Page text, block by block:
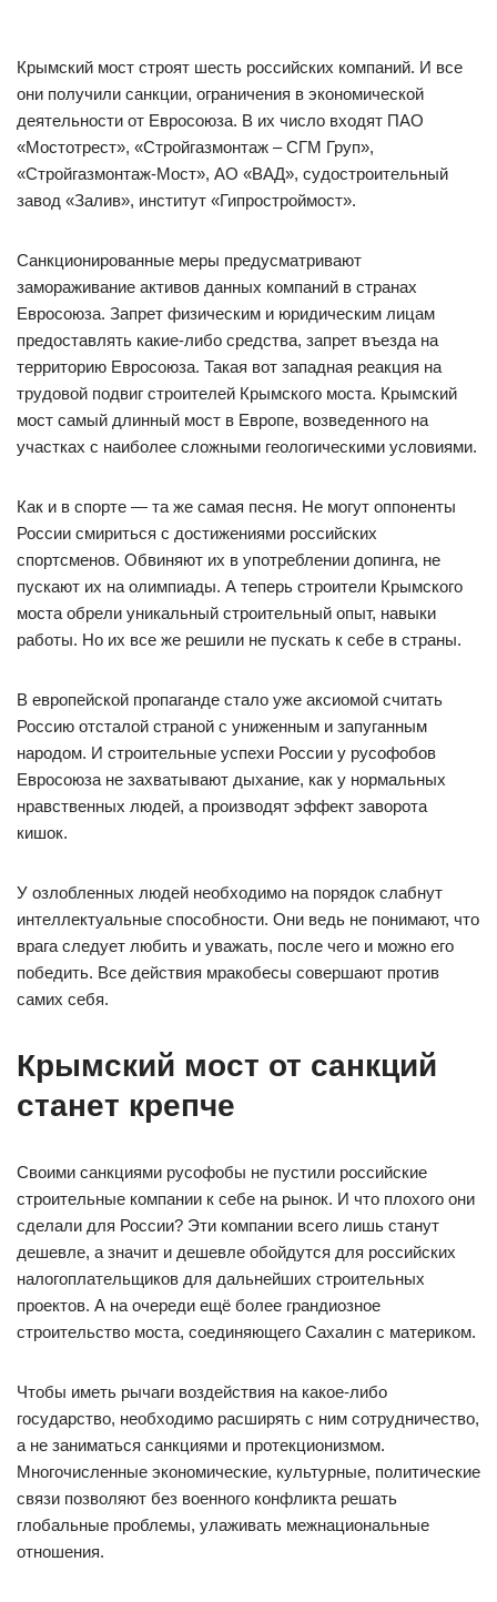
Крымский мост строят шесть российских компаний. И все
они получили санкции, ограничения в экономической
деятельности от Евросоюза. В их число входят ПАО
«Мостотрест», «Стройгазмонтаж – СГМ Груп»,
«Стройгазмонтаж-Мост», АО «ВАД», судостроительный
завод «Залив», институт «Гипростроймост».
Санкционированные меры предусматривают
замораживание активов данных компаний в странах
Евросоюза. Запрет физическим и юридическим лицам
предоставлять какие-либо средства, запрет въезда на
территорию Евросоюза. Такая вот западная реакция на
трудовой подвиг строителей Крымского моста. Крымский
мост самый длинный мост в Европе, возведенного на
участках с наиболее сложными геологическими условиями.
Как и в спорте — та же самая песня. Не могут оппоненты
России смириться с достижениями российских
спортсменов. Обвиняют их в употреблении допинга, не
пускают их на олимпиады. А теперь строители Крымского
моста обрели уникальный строительный опыт, навыки
работы. Но их все же решили не пускать к себе в страны.
В европейской пропаганде стало уже аксиомой считать
Россию отсталой страной с униженным и запуганным
народом. И строительные успехи России у русофобов
Евросоюза не захватывают дыхание, как у нормальных
нравственных людей, а производят эффект заворота
кишок.
У озлобленных людей необходимо на порядок слабнут
интеллектуальные способности. Они ведь не понимают, что
врага следует любить и уважать, после чего и можно его
победить. Все действия мракобесы совершают против
самих себя.
Крымский мост от санкций
станет крепче
Своими санкциями русофобы не пустили российские
строительные компании к себе на рынок. И что плохого они
сделали для России? Эти компании всего лишь станут
дешевле, а значит и дешевле обойдутся для российских
налогоплательщиков для дальнейших строительных
проектов. А на очереди ещё более грандиозное
строительство моста, соединяющего Сахалин с материком.
Чтобы иметь рычаги воздействия на какое-либо
государство, необходимо расширять с ним сотрудничество,
а не заниматься санкциями и протекционизмом.
Многочисленные экономические, культурные, политические
связи позволяют без военного конфликта решать
глобальные проблемы, улаживать межнациональные
отношения.